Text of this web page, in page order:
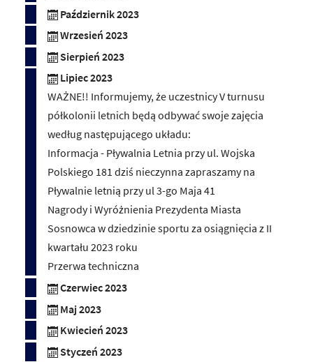
Październik 2023
Wrzesień 2023
Sierpień 2023
Lipiec 2023
WAŻNE!! Informujemy, że uczestnicy V turnusu
półkolonii letnich będą odbywać swoje zajęcia
według następującego układu:
Informacja - Pływalnia Letnia przy ul. Wojska
Polskiego 181 dziś nieczynna zapraszamy na
Pływalnie letnią przy ul 3-go Maja 41
Nagrody i Wyróżnienia Prezydenta Miasta
Sosnowca w dziedzinie sportu za osiągnięcia z II
kwartału 2023 roku
Przerwa techniczna
Czerwiec 2023
Maj 2023
Kwiecień 2023
Styczeń 2023